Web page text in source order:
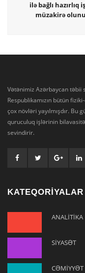
ilə bağlı hazırlıq
müzakirə
Vətənimiz Azərbaycan təbii
Respublikamızın bütün
çox növləri yayılmışdır. Bu
quruculuq işlərinin
sevindirir.
KATEQORİYALAR
ANALİTİKA
SİYASƏT
CƏMİYYƏT